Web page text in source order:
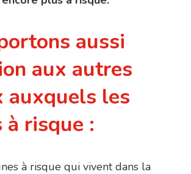
aussi
aux autres
auxquels les
à risque :
à risque qui vivent dans la